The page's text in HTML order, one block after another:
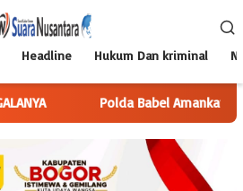
Headline Hukum Dan kriminal
Polda Babel Amankan Pria Di